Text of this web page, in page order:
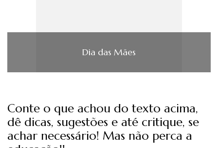
Dia das Mães
Conte o que achou do texto acima,
dê dicas, sugestões e até critique, se
achar necessário! Mas não perca a